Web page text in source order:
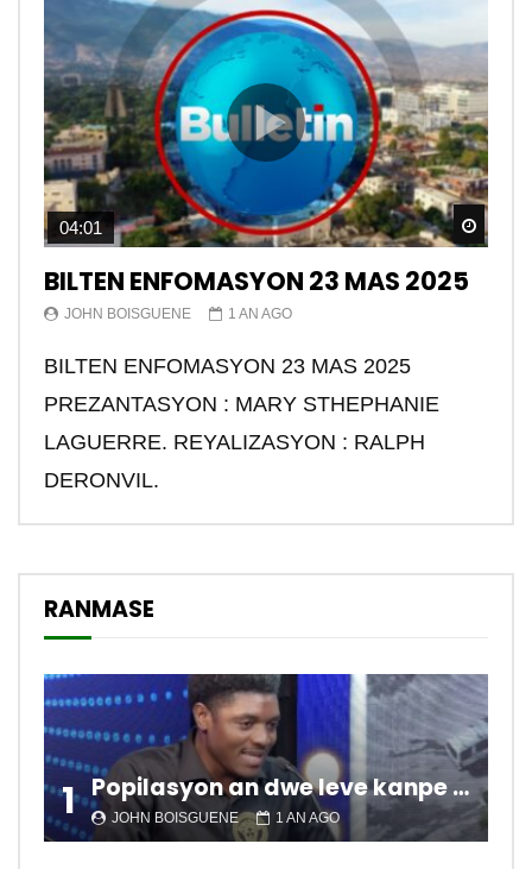
04:01
BILTEN ENFOMASYON 23 MAS 2025
JOHN BOISGUENE 1 AN AGO
BILTEN ENFOMASYON 23 MAS 2025
PREZANTASYON : MARY STHEPHANIE
LAGUERRE. REYALIZASYON : RALPH
DERONVIL.
RANMASE
1 Popilasyon an dwe leve kanpe pou chanje sitiyasyon kawotik l’ap viv nan peyi a.
JOHN BOISGUENE 1 AN AGO